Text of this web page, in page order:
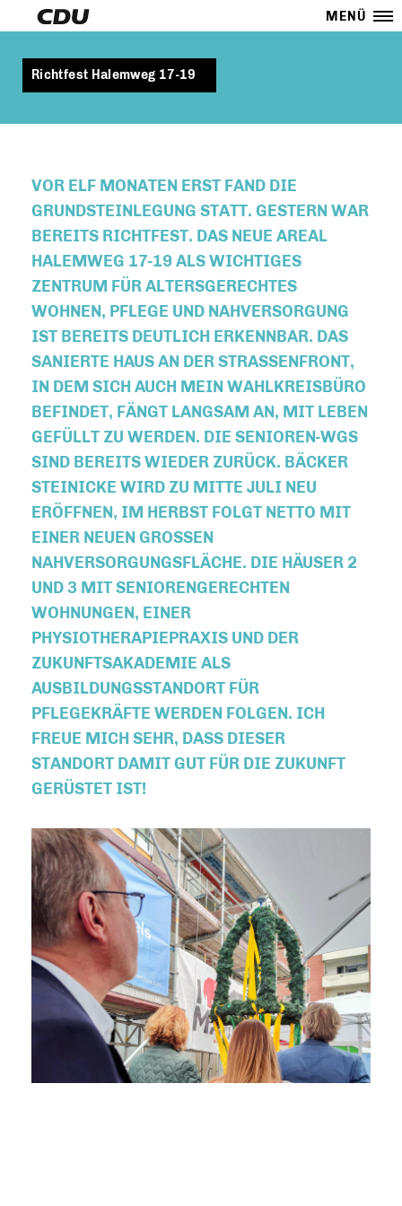
MENÜ
Richtfest Halemweg 17-19
VOR ELF MONATEN ERST FAND DIE
GRUNDSTEINLEGUNG STATT. GESTERN WAR
BEREITS RICHTFEST. DAS NEUE AREAL
HALEMWEG 17-19 ALS WICHTIGES
ZENTRUM FÜR ALTERSGERECHTES
WOHNEN, PFLEGE UND NAHVERSORGUNG
IST BEREITS DEUTLICH ERKENNBAR. DAS
SANIERTE HAUS AN DER STRASSENFRONT, I
N DEM SICH AUCH MEIN WAHLKREISBÜRO B
EFINDET, FÄNGT LANGSAM AN, MIT LEBEN G
EFÜLLT ZU WERDEN. DIE SENIOREN-WGS S
IND BEREITS WIEDER ZURÜCK. BÄCKER S
TEINICKE WIRD ZU MITTE JULI NEU E
RÖFFNEN, IM HERBST FOLGT NETTO MIT E
INER NEUEN GROSSEN NA
HVERSORGUNGSFLÄCHE. DIE HÄUSER 2 UN
D 3 MIT SENIORENGERECHTEN WO
HNUNGEN, EINER PH
YSIOTHERAPIEPRAXIS UND DER ZU
KUNFTSAKADEMIE ALS AU
SBILDUNGSSTANDORT FÜR PF
LEGEKRÄFTE WERDEN FOLGEN. ICH FR
EUE MICH SEHR, DASS DIESER ST
ANDORT DAMIT GUT FÜR DIE ZUKUNFT GE
RÜSTET IST!